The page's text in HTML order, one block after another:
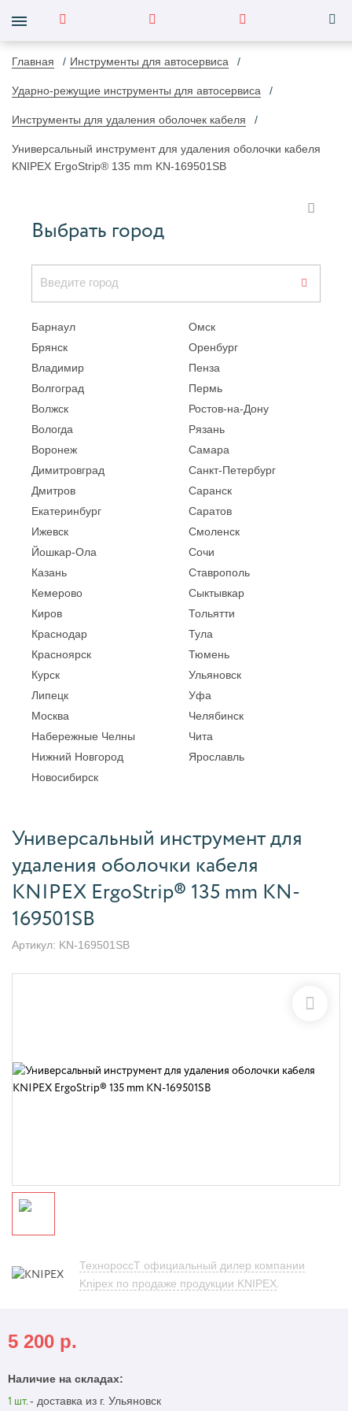
Главная Инструменты для автосервиса
Ударно-режущие инструменты для автосервиса
Инструменты для удаления оболочек кабеля
Универсальный инструмент для удаления оболочки кабеля
KNIPEX ErgoStrip® 135 mm KN-169501SB
Выбрать город
Барнаул
Брянск
Владимир
Волгоград
Волжск
Вологда
Воронеж
Димитровград
Дмитров
Екатеринбург
Ижевск
Йошкар-Ола
Казань
Кемерово
Киров
Краснодар
Красноярск
Курск
Липецк
Москва
Набережные Челны
Нижний Новгород
Новосибирск
Омск
Оренбург
Пенза
Пермь
Ростов-на-Дону
Рязань
Самара
Санкт-Петербург
Саранск
Саратов
Смоленск
Сочи
Ставрополь
Сыктывкар
Тольятти
Тула
Тюмень
Ульяновск
Уфа
Челябинск
Чита
Ярославль
Универсальный инструмент для
удаления оболочки кабеля
KNIPEX ErgoStrip® 135 mm KN-
169501SB
Артикул: KN-169501SB
ТехнороссТ официальный дилер компании
Knipex по продаже продукции KNIPEX.
5 200 р.
Наличие на складах:
1 шт. - доставка из г. Ульяновск